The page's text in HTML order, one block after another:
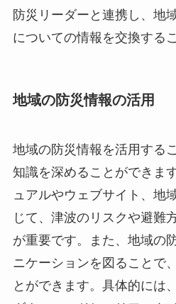
防災リーダーと連携し、地
についての情報を交換する
地域の防災情報の活用
地域の防災情報を活用する
知識を深めることができま
ュアルやウェブサイト、地
じて、津波のリスクや避難
が重要です。また、地域の
ニケーションを図ることで
とができます。具体的には